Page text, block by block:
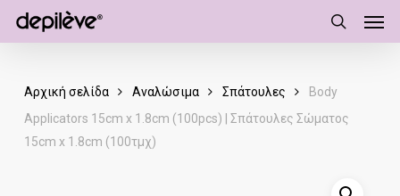
search
Αρχική σελίδα Αναλώσιμα Σπάτουλες
Body
Applicators 15cm x 1.8cm (100pcs) | Σπάτουλες Σώματος
15cm x 1.8cm (100τμχ)